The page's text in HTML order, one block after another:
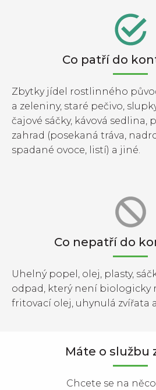
Co patří do
Zbytky jídel rostlinného
a zeleniny, staré pečivo,
čajové sáčky, kávová sedlina,
zahrad (posekaná tráva,
spadané ovoce, listí) a jiné.
Co nepatří do
Uhelný popel, olej, plasty,
odpad, který není biologicky
fritovací olej, uhynulá zvířata
Máte o službu
Chcete se na